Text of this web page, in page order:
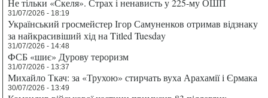
Не тільки «Скеля». Страх і ненависть у 225-му ОШП
31/07/2026 - 18:19
Український гросмейстер Ігор Самуненков отримав відзнаку
за найкрасивіший хід на Titled Tuesday
31/07/2026 - 14:48
ФСБ «шиє» Дурову тероризм
31/07/2026 - 13:37
Михайло Ткач: за «Трухою» стирчать вуха Арахамії і Єрмака
30/07/2026 - 13:49